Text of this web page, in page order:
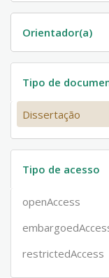
Orientador(a)
Tipo de
Dissertação
Tipo de acesso
openAccess
restrictedAccess